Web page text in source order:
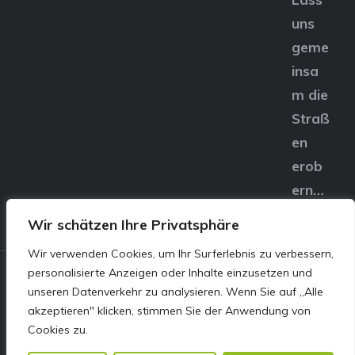
Wir schätzen Ihre Privatsphäre
Wir verwenden Cookies, um Ihr Surferlebnis zu verbessern,
personalisierte Anzeigen oder Inhalte einzusetzen und
unseren Datenverkehr zu analysieren. Wenn Sie auf „Alle
akzeptieren" klicken, stimmen Sie der Anwendung von
Cookies zu.
uns
geme
insa
m die
Straß
en
erob
ern…
© E&S Motors GmbH,
Linzer Straße 83 4240
Freistadt